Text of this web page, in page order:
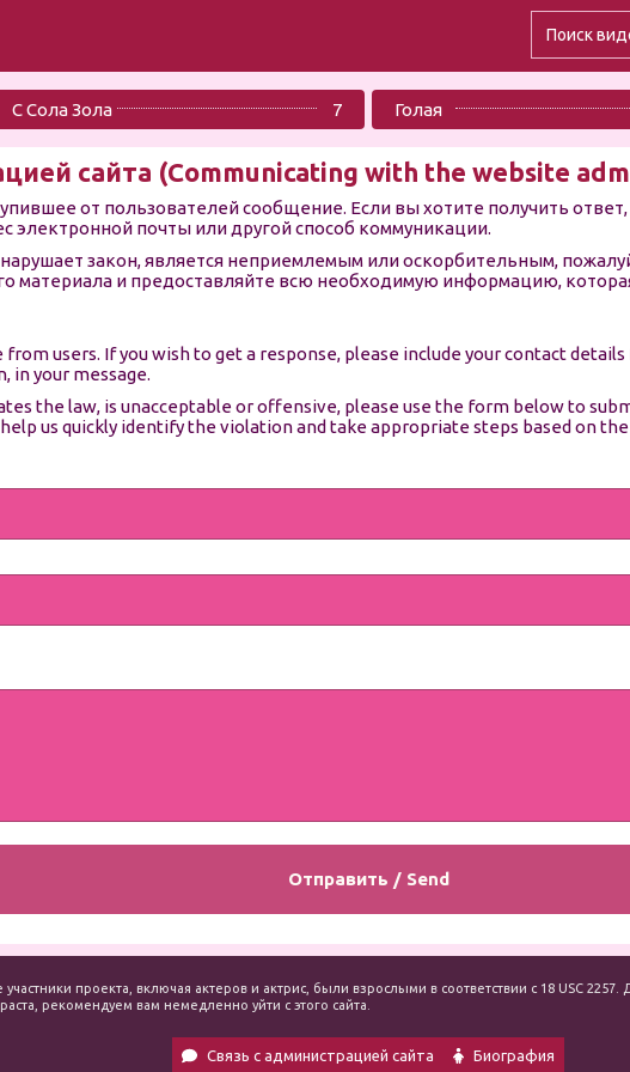
С Сола Зола 7 Голая
сайта (Communicating with the website
от пользователей сообщение. Если вы хотите получить
электронной почты или другой способ коммуникации.
закон, является неприемлемым или оскорбительным,
материала и предоставляйте всю необходимую информацию,
users. If you wish to get a response, please include your contact
in your message.
the law, is unacceptable or offensive, please use the form below to
us quickly identify the violation and take appropriate steps based on
проекта, включая актеров и актрис, были взрослыми в соответствии с 18 USC
рекомендуем вам немедленно уйти с этого сайта.
Связь с администрацией сайта Биография